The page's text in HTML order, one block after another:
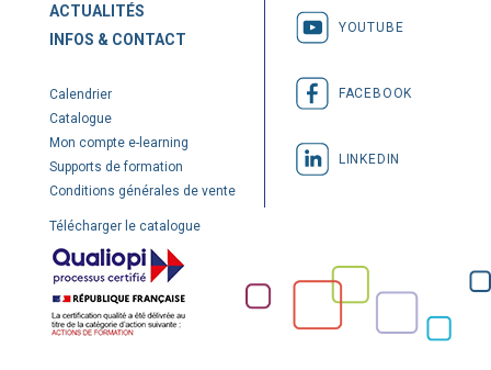
ACTUALITÉS
INFOS & CONTACT
Calendrier
Catalogue
Mon compte e-learning
Supports de formation
Conditions générales de vente
Télécharger le catalogue
YOUTUBE
FACEBOOK
LINKEDIN